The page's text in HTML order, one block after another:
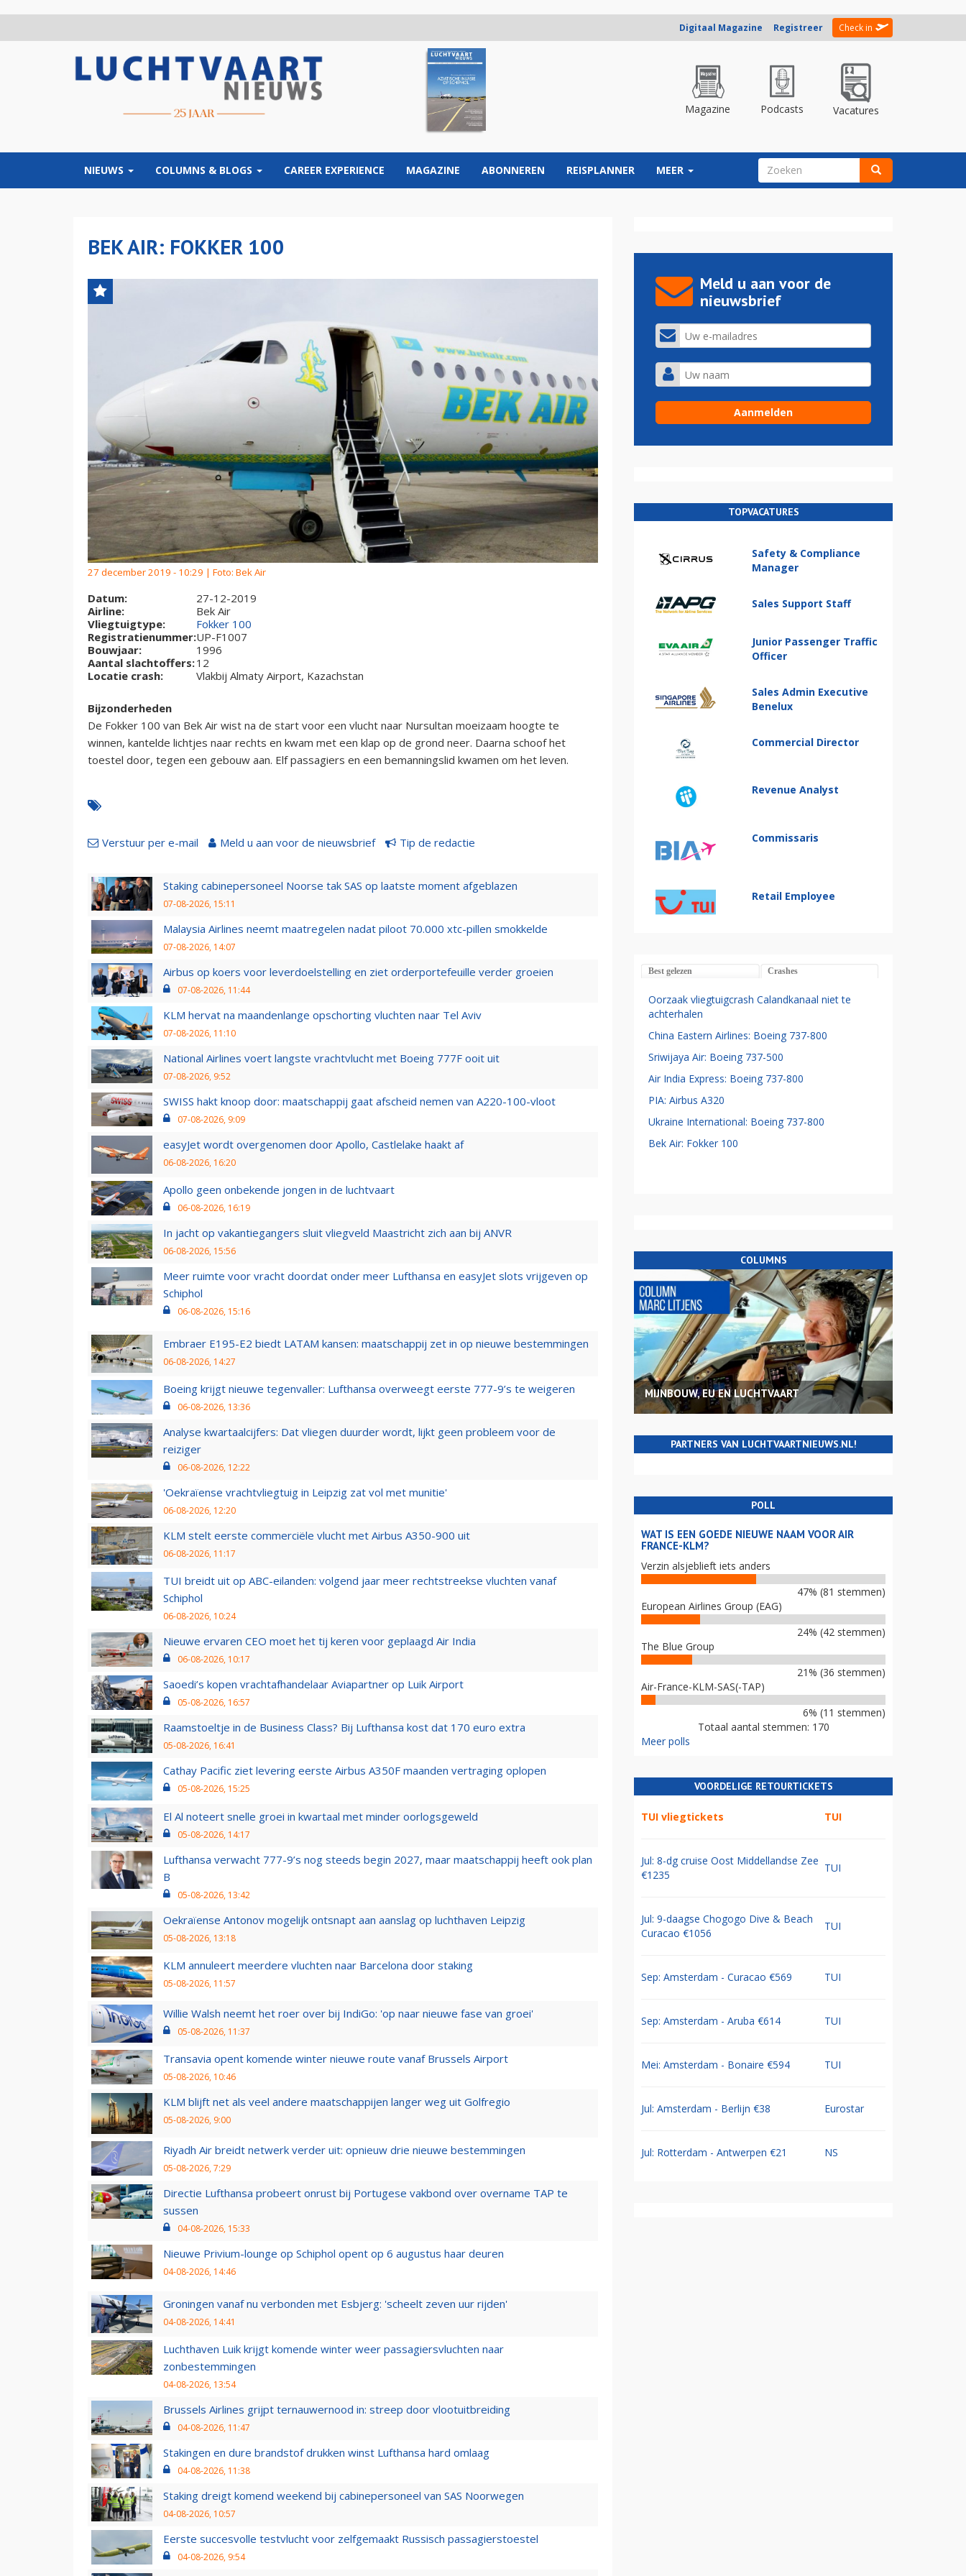
Digitaal Magazine Registreer Check in
Magazine Podcasts Vacatures
NIEUWS COLUMNS & BLOGS CAREER EXPERIENCE MAGAZINE ABONNEREN REISPLANNER MEER ZOEKVELD
BEK AIR: FOKKER 100
27 december 2019 - 10:29 | Foto: Bek Air
Datum:
27-12-2019
Airline:
Bek Air
Vliegtuigtype:
Fokker 100
Registratienummer:UP-F1007
Bouwjaar:
1996
Aantal slachtoffers:12
Locatie crash:
Vlakbij Almaty Airport, Kazachstan
Bijzonderheden
De Fokker 100 van Bek Air wist na de start voor een vlucht naar Nursultan moeizaam hoogte te
winnen, kantelde lichtjes naar rechts en kwam met een klap op de grond neer. Daarna schoof het
toestel door, tegen een gebouw aan. Elf passagiers en een bemanningslid kwamen om het leven.
Verstuur per e-mail Meld u aan voor de nieuwsbrief Tip de redactie
Staking cabinepersoneel Noorse tak SAS op laatste moment afgeblazen
07-08-2026, 15:11
Malaysia Airlines neemt maatregelen nadat piloot 70.000 xtc-pillen smokkelde
07-08-2026, 14:07
Airbus op koers voor leverdoelstelling en ziet orderportefeuille verder groeien
07-08-2026, 11:44
KLM hervat na maandenlange opschorting vluchten naar Tel Aviv
07-08-2026, 11:10
National Airlines voert langste vrachtvlucht met Boeing 777F ooit uit
07-08-2026, 9:52
SWISS hakt knoop door: maatschappij gaat afscheid nemen van A220-100-vloot
07-08-2026, 9:09
easyJet wordt overgenomen door Apollo, Castlelake haakt af
06-08-2026, 16:20
Apollo geen onbekende jongen in de luchtvaart
06-08-2026, 16:19
In jacht op vakantiegangers sluit vliegveld Maastricht zich aan bij ANVR
06-08-2026, 15:56
Meer ruimte voor vracht doordat onder meer Lufthansa en easyJet slots vrijgeven op
Schiphol
06-08-2026, 15:16
Embraer E195-E2 biedt LATAM kansen: maatschappij zet in op nieuwe bestemmingen
06-08-2026, 14:27
Boeing krijgt nieuwe tegenvaller: Lufthansa overweegt eerste 777-9’s te weigeren
06-08-2026, 13:36
Analyse kwartaalcijfers: Dat vliegen duurder wordt, lijkt geen probleem voor de
reiziger
06-08-2026, 12:22
'Oekraïense vrachtvliegtuig in Leipzig zat vol met munitie'
06-08-2026, 12:20
KLM stelt eerste commerciële vlucht met Airbus A350-900 uit
06-08-2026, 11:17
TUI breidt uit op ABC-eilanden: volgend jaar meer rechtstreekse vluchten vanaf
Schiphol
06-08-2026, 10:24
Nieuwe ervaren CEO moet het tij keren voor geplaagd Air India
06-08-2026, 10:17
Saoedi’s kopen vrachtafhandelaar Aviapartner op Luik Airport
05-08-2026, 16:57
Raamstoeltje in de Business Class? Bij Lufthansa kost dat 170 euro extra
05-08-2026, 16:41
Cathay Pacific ziet levering eerste Airbus A350F maanden vertraging oplopen
05-08-2026, 15:25
El Al noteert snelle groei in kwartaal met minder oorlogsgeweld
05-08-2026, 14:17
Lufthansa verwacht 777-9’s nog steeds begin 2027, maar maatschappij heeft ook plan
B
05-08-2026, 13:42
Oekraïense Antonov mogelijk ontsnapt aan aanslag op luchthaven Leipzig
05-08-2026, 13:18
KLM annuleert meerdere vluchten naar Barcelona door staking
05-08-2026, 11:57
Willie Walsh neemt het roer over bij IndiGo: 'op naar nieuwe fase van groei'
05-08-2026, 11:37
Transavia opent komende winter nieuwe route vanaf Brussels Airport
05-08-2026, 10:46
KLM blijft net als veel andere maatschappijen langer weg uit Golfregio
05-08-2026, 9:00
Riyadh Air breidt netwerk verder uit: opnieuw drie nieuwe bestemmingen
05-08-2026, 7:29
Directie Lufthansa probeert onrust bij Portugese vakbond over overname TAP te
sussen
04-08-2026, 15:33
Nieuwe Privium-lounge op Schiphol opent op 6 augustus haar deuren
04-08-2026, 14:46
Groningen vanaf nu verbonden met Esbjerg: 'scheelt zeven uur rijden'
04-08-2026, 14:41
Luchthaven Luik krijgt komende winter weer passagiersvluchten naar
zonbestemmingen
04-08-2026, 13:54
Brussels Airlines grijpt ternauwernood in: streep door vlootuitbreiding
04-08-2026, 11:47
Stakingen en dure brandstof drukken winst Lufthansa hard omlaag
04-08-2026, 11:38
Staking dreigt komend weekend bij cabinepersoneel van SAS Noorwegen
04-08-2026, 10:57
Eerste succesvolle testvlucht voor zelfgemaakt Russisch passagierstoestel
04-08-2026, 9:54
Meld u aan voor de
nieuwsbrief
TOPVACATURES
Safety & Compliance
Manager
Sales Support Staff
Junior Passenger Traffic
Officer
Sales Admin Executive
Benelux
Commercial Director
Revenue Analyst
Commissaris
Retail Employee
Best gelezen Crashes
Oorzaak vliegtuigcrash Calandkanaal niet te
achterhalen
China Eastern Airlines: Boeing 737-800
Sriwijaya Air: Boeing 737-500
Air India Express: Boeing 737-800
PIA: Airbus A320
Ukraine International: Boeing 737-800
Bek Air: Fokker 100
COLUMNS
MIJNBOUW, EU EN LUCHTVAART
PARTNERS VAN LUCHTVAARTNIEUWS.NL!
POLL
WAT IS EEN GOEDE NIEUWE NAAM VOOR AIR
FRANCE-KLM?
Verzin alsjeblieft iets anders
47% (81 stemmen)
European Airlines Group (EAG)
24% (42 stemmen)
The Blue Group
21% (36 stemmen)
Air-France-KLM-SAS(-TAP)
6% (11 stemmen)
Totaal aantal stemmen: 170
Meer polls
VOORDELIGE RETOURTICKETS
TUI vliegtickets TUI
Jul: 8-dg cruise Oost Middellandse Zee
€1235
TUI
Jul: 9-daagse Chogogo Dive & Beach
Curacao €1056
TUI
Sep: Amsterdam - Curacao €569 TUI
Sep: Amsterdam - Aruba €614 TUI
Mei: Amsterdam - Bonaire €594 TUI
Jul: Amsterdam - Berlijn €38 Eurostar
Jul: Rotterdam - Antwerpen €21 NS